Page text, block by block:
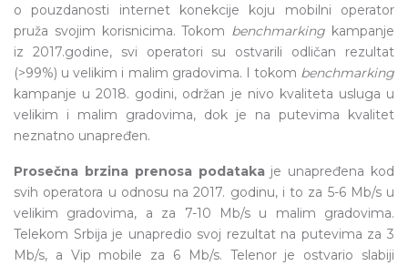
o pouzdanosti internet konekcije koju mobilni operator
pruža svojim korisnicima. Tokom benchmarking kampanje
iz 2017.godine, svi operatori su ostvarili odličan rezultat
(>99%) u velikim i malim gradovima. I tokom benchmarking
kampanje u 2018. godini, održan je nivo kvaliteta usluga u
velikim i malim gradovima, dok je na putevima kvalitet
neznatno unapređen.
Prosečna brzina prenosa podatakaje unapređena kod
svih operatora u odnosu na 2017. godinu, i to za 5-6 Mb/s u
velikim gradovima, a za 7-10 Mb/s u malim gradovima.
Telekom Srbija je unapredio svoj rezultat na putevima za 3
Mb/s, a Vip mobile za 6 Mb/s. Telenor je ostvario slabiji